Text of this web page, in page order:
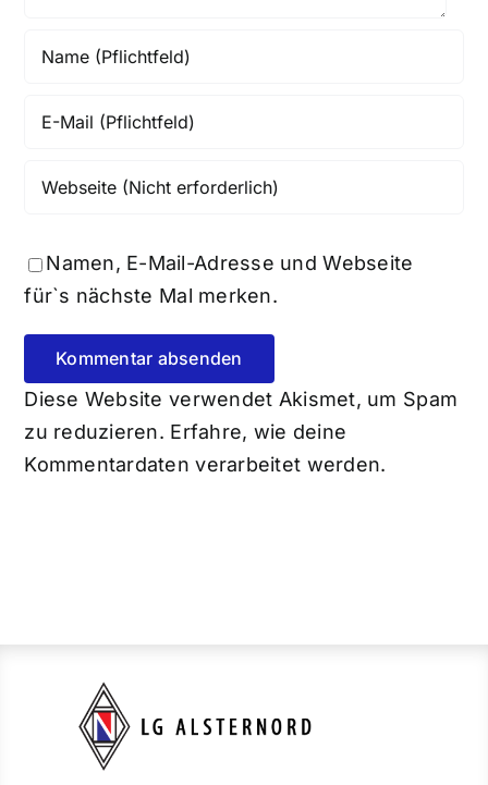
Namen, E-Mail-Adresse und Webseite
für`s nächste Mal merken.
Diese Website verwendet Akismet, um Spam
zu reduzieren. Erfahre, wie deine
Kommentardaten verarbeitet werden.